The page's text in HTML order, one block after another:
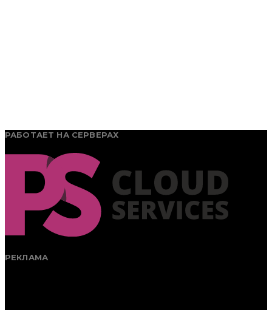
РАБОТАЕТ НА СЕРВЕРАХ
РЕКЛАМА